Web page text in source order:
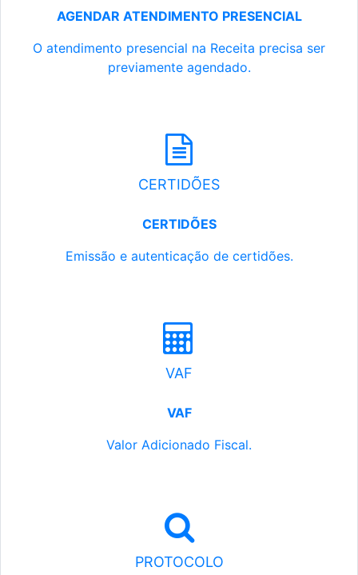
AGENDAR ATENDIMENTO PRESENCIAL
O atendimento presencial na Receita precisa ser
previamente agendado.
CERTIDÕES
CERTIDÕES
Emissão e autenticação de certidões.
VAF
VAF
Valor Adicionado Fiscal.
PROTOCOLO